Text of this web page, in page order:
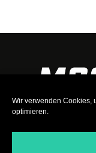
Wir verwenden Cookies,
optimieren.